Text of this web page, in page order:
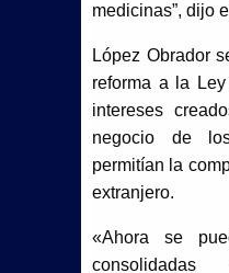
medicinas”, dijo
López Obrador
reforma a la
intereses
negocio de
permitían la
extranjero.
«Ahora se